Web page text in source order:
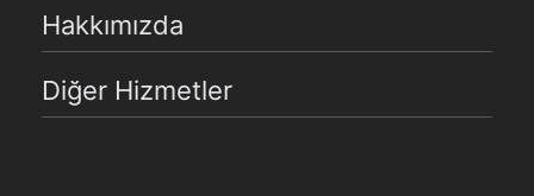
Hakkımızda
Diğer Hizmetler